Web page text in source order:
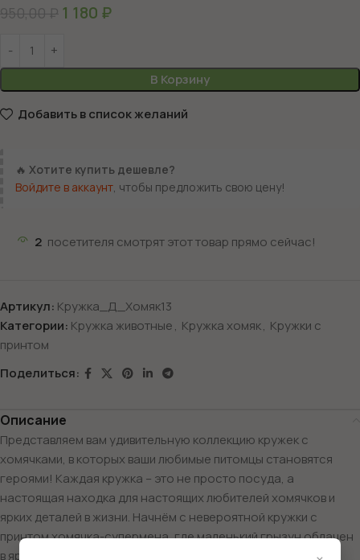
950,00₽ 1 180 ₽
В Корзину
Добавить в список желаний
🔥 Хотите купить дешевле?
Войдите в аккаунт , чтобы предложить свою цену!
2 посетителя смотрят этот товар прямо сейчас!
Артикул: Кружка_Д_Хомяк13
Категории: Кружка животные, Кружка хомяк, Кружки с
принтом
Поделиться:
Описание
Представляем вам удивительную коллекцию кружек с
хомячками, в которых ваши любимые питомцы становятся
героями! Каждая кружка – это не просто посуда, а
настоящая находка для настоящих любителей хомячков и
ярких деталей в жизни. Начнём с невероятной кружки с
принтом хомячка-супермена, где маленький грызун облачен
в яркий костюм спасателя! С такой кружкой ваш утренний